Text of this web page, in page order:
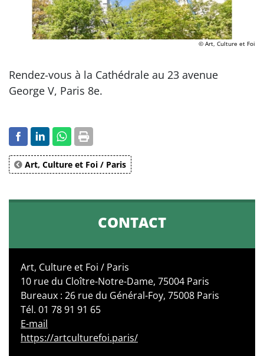
© Art, Culture et Foi
Rendez-vous à la Cathédrale au 23 avenue
George V, Paris 8e.
Art, Culture et Foi / Paris
CONTACT
Art, Culture et Foi / Paris
10 rue du Cloître-Notre-Dame, 75004 Paris
Bureaux : 26 rue du Général-Foy, 75008 Paris
Tél. 01 78 91 91 65
E-mail
https://artculturefoi.paris/